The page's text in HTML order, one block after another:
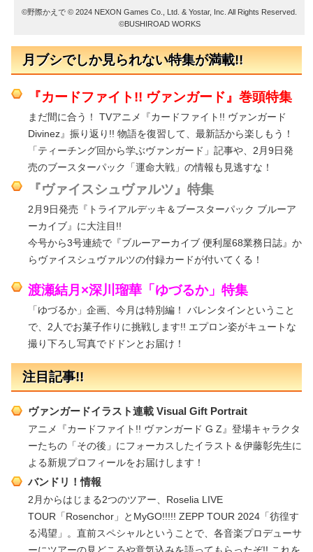
©野際かえで © 2024 NEXON Games Co., Ltd. & Yostar, Inc. All Rights Reserved.
©BUSHIROAD WORKS
月ブシでしか見られない特集が満載!!
『カードファイト!! ヴァンガード』巻頭特集
まだ間に合う！ TVアニメ『カードファイト!! ヴァンガード
Divinez』振り返り!! 物語を復習して、最新話から楽しもう！
「ティーチング回から学ぶヴァンガード」記事や、2月9日発
売のブースターパック「運命大戦」の情報も見逃すな！
『ヴァイスシュヴァルツ』特集
2月9日発売『トライアルデッキ＆ブースターパック ブルーア
ーカイブ』に大注目!!
今号から3号連続で『ブルーアーカイブ 便利屋68業務日誌』か
らヴァイスシュヴァルツの付録カードが付いてくる！
渡瀬結月×深川瑠華「ゆづるか」特集
「ゆづるか」企画、今月は特別編！ バレンタインということ
で、2人でお菓子作りに挑戦します!! エプロン姿がキュートな
撮り下ろし写真でドドンとお届け！
注目記事!!
ヴァンガードイラスト連載 Visual Gift Portrait
アニメ『カードファイト!! ヴァンガード G Z』登場キャラクタ
ーたちの「その後」にフォーカスしたイラスト＆伊藤彰先生に
よる新規プロフィールをお届けします！
バンドリ！情報
2月からはじまる2つのツアー、Roselia LIVE
TOUR「Rosenchor」とMyGO!!!!! ZEPP TOUR 2024「彷徨す
る渇望」。直前スペシャルということで、各音楽プロデューサ
ーにツアーの見どころや意気込みを語ってもらったぞ!! これを